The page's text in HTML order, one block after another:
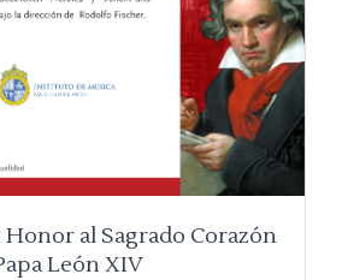
al Sagrado Corazón
León XIV